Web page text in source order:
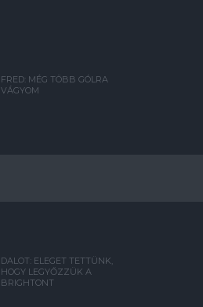
FRED: MÉG TÖBB GÓLRA
VÁGYOM
DALOT: ELEGET TETTÜNK,
HOGY LEGYŐZZÜK A
BRIGHTONT